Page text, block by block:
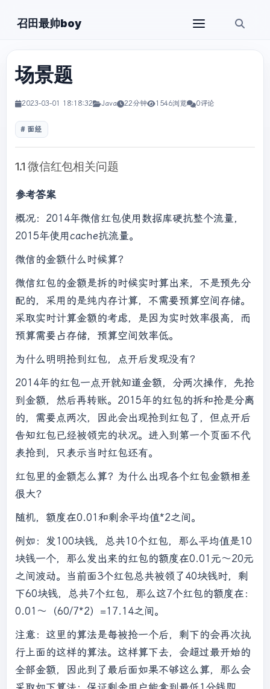
召田最帅boy
场景题
2023-03-01 18:18:32 Java 22分钟 1546浏览 0评论
面经
1.1 微信红包相关问题
参考答案
概况：2014年微信红包使用数据库硬抗整个流量，
2015年使用cache抗流量。
微信的金额什么时候算？
微信红包的金额是拆的时候实时算出来，不是预先分
配的，采用的是纯内存计算，不需要预算空间存储。
采取实时计算金额的考虑，是因为实时效率很高，而
预算需要占存储，预算空间效率低。
为什么明明抢到红包，点开后发现没有？
2014年的红包一点开就知道金额，分两次操作，先抢
到金额，然后再转账。2015年的红包的拆和抢是分离
的，需要点两次，因此会出现抢到红包了，但点开后
告知红包已经被领完的状况。进入到第一个页面不代
表抢到，只表示当时红包还有。
红包里的金额怎么算？为什么出现各个红包金额相差
很大？
随机，额度在0.01和剩余平均值*2之间。
例如：发100块钱，总共10个红包，那么平均值是10
块钱一个，那么发出来的红包的额度在0.01元～20元
之间波动。当前面3个红包总共被领了40块钱时，剩
下60块钱，总共7个红包，那么这7个红包的额度在：
0.01～（60/7*2）=17.14之间。
注意：这里的算法是每被抢一个后，剩下的会再次执
行上面的这样的算法。这样算下去，会超过最开始的
全部金额，因此到了最后面如果不够这么算，那么会